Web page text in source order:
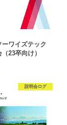
ーワイズテック
23卒向け）
説明会ログ